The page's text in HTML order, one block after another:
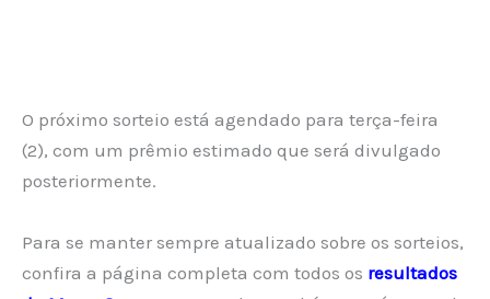
O próximo sorteio está agendado para terça-feira
(2), com um prêmio estimado que será divulgado
posteriormente.
Para se manter sempre atualizado sobre os sorteios,
confira a página completa com todos os resultados